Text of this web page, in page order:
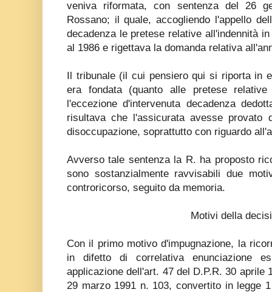
veniva riformata, con sentenza del 26
Rossano; il quale, accogliendo l'appello
decadenza le pretese relative all'indennità
al 1986 e rigettava la domanda relativa
Il tribunale (il cui pensiero qui si riporta in
era fondata (quanto alle pretese
l'eccezione d'intervenuta decadenza
risultava che l'assicurata avesse provato
disoccupazione, soprattutto con riguardo
Avverso tale sentenza la R. ha proposto
sono sostanzialmente ravvisabili due
controricorso, seguito da memoria.
Motivi della
Con il primo motivo d'impugnazione, la
in difetto di correlativa enunciazione
applicazione dell'art. 47 del D.P.R. 30 aprile
29 marzo 1991 n. 103, convertito in legge